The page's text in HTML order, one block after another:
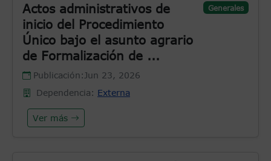
Actos administrativos de
inicio del Procedimiento
Único bajo el asunto agrario
de Formalización de ...
Generales
Publicación: Jun 23, 2026
Dependencia: Externa
Ver más